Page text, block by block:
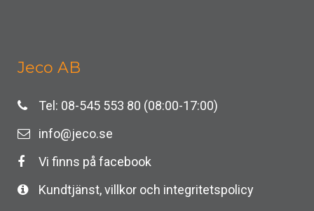
Jeco AB
Tel: 08-545 553 80 (08:00-17:00)
info@jeco.se
Vi finns på facebook
Kundtjänst, villkor och integritetspolicy